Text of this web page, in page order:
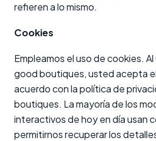
refieren a lo mismo.
Cookies
Empleamos el uso de cookies.
good boutiques, usted acepta
acuerdo con la política de
boutiques. La mayoría de los
interactivos de hoy en día usan
permitirnos recuperar los